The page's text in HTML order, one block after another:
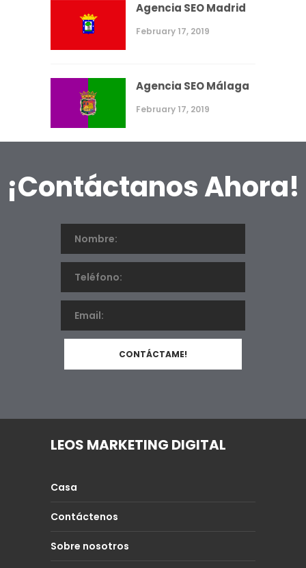
Agencia SEO Madrid
February 17, 2019
Agencia SEO Málaga
February 17, 2019
¡Contáctanos Ahora!
LEOS MARKETING DIGITAL
Casa
Contáctenos
Sobre nosotros